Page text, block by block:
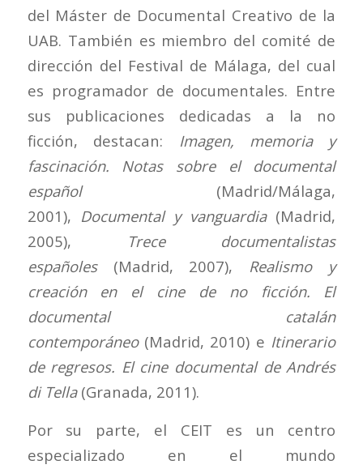
del Máster de Documental Creativo de la
UAB. También es miembro del comité de
dirección del Festival de Málaga, del cual
es programador de documentales. Entre
sus publicaciones dedicadas a la no
ficción, destacan: Imagen, memoria y
fascinación. Notas sobre el documental
español(Madrid/Málaga,
2001), Documental y vanguardia(Madrid,
2005),
Trece documentalistas
españoles(Madrid, 2007), Realismo y
creación en el cine de no ficción. El
documental catalán
contemporáneo(Madrid, 2010) e Itinerario
de regresos. El cine documental de Andrés
di Tella(Granada, 2011).
Por su parte, el CEIT es un centro
especializado en el mundo